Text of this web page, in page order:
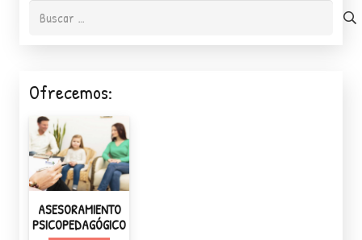
Buscar:
Ofrecemos:
ASESORAMIENTO
PSICOPEDAGÓGICO